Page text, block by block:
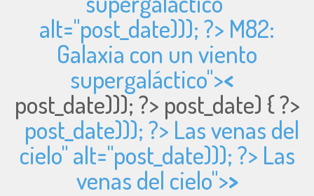
alt="post_date))); ?> M82:
Galaxia con un viento
supergaláctico"><
post_date))); ?> post_date) { ?>
post_date))); ?> Las venas del
cielo" alt="post_date))); ?> Las
venas del cielo">>